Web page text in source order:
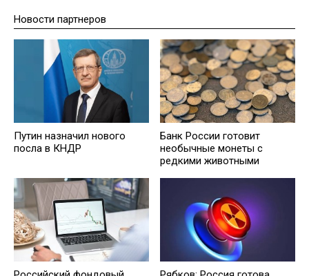
Новости партнеров
Путин назначил нового
посла в КНДР
Банк России готовит
необычные монеты с
редкими животными